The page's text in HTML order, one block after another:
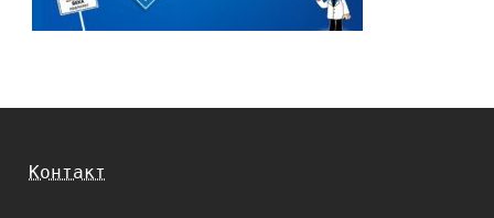
Контакт